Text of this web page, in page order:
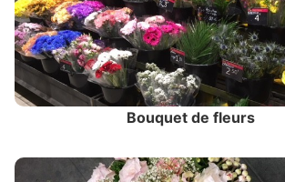
Bouquet de fleurs